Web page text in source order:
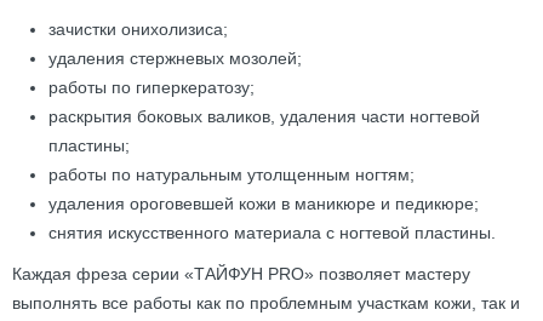
зачистки онихолизиса;
удаления стержневых мозолей;
работы по гиперкератозу;
раскрытия боковых валиков, удаления части ногтевой
пластины;
работы по натуральным утолщенным ногтям;
удаления ороговевшей кожи в маникюре и педикюре;
снятия искусственного материала с ногтевой пластины.
Каждая фреза серии «ТАЙФУН PRO» позволяет мастеру
выполнять все работы как по проблемным участкам кожи, так и